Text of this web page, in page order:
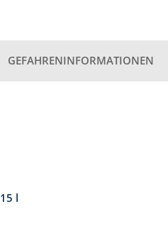
GEFAHRENINFORMATIONEN
15 l